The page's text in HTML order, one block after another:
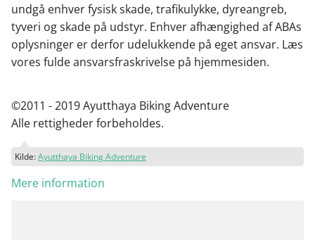
undgå enhver fysisk skade, trafikulykke, dyreangreb,
tyveri og skade på udstyr. Enhver afhængighed af ABAs
oplysninger er derfor udelukkende på eget ansvar. Læs
vores fulde ansvarsfraskrivelse på hjemmesiden.
©2011 - 2019 Ayutthaya Biking Adventure
Alle rettigheder forbeholdes.
Kilde:Ayutthaya Biking Adventure
Mere information